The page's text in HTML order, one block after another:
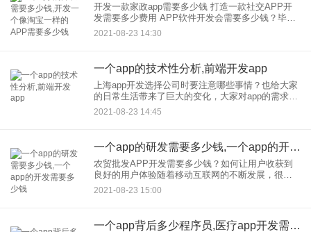
开发一款家政app需要多少钱 打造一款社交APP开
发需要多少费用 APP软件开发会需要多少钱？毕竟
现在会有更多的用户在网上消费，但是由于知识的
限制，APP软件开发需要多少钱？首先要分析应用
2021-08-23 14:30
一个app的技术性分析,前端开发app
上海app开发选择公司时要注意哪些事情？也给大家
的日常生活带来了巨大的变化，大家对app的需求也
在增加，其中的行业前景非常光明。然而，上海app
开发不是任何人都可以随心所欲的。它必须是专业
2021-08-23 14:45
一个app的研发需要多少钱,一个app的开发需要多少钱
农贸批发APP开发需要多少钱？如何让用户收获到
良好的用户体验随着移动互联网的不断发展，很多
APP软件出现在人们的生活中，为人们的生活提供
了极大的便利。开发的农业批发APP需要多少钱近
2021-08-23 15:00
一个app背后多少程序员,医疗app开发需要多少费用多少